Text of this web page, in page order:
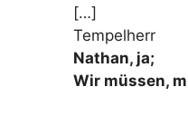
[…]
Tempelherr
Nathan, ja;
Wir müssen,